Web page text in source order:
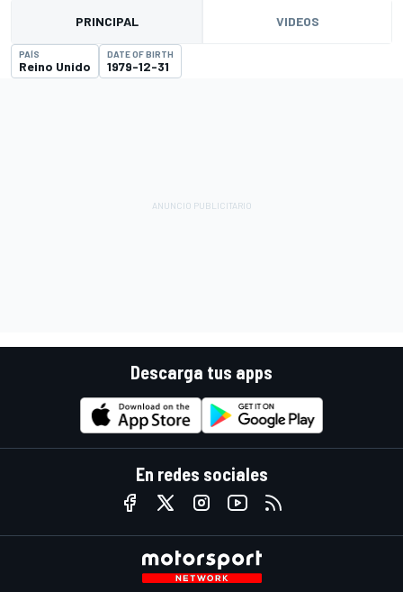
PRINCIPAL VIDEOS
PAÍS
Reino Unido
DATE OF BIRTH
1979-12-31
Descarga tus apps
En redes sociales